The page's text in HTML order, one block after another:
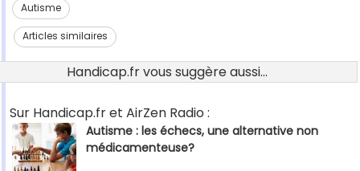
Autisme
Articles similaires
Handicap.fr vous suggère aussi...
Sur Handicap.fr et AirZen Radio :
Autisme : les échecs, une alternative non
médicamenteuse?